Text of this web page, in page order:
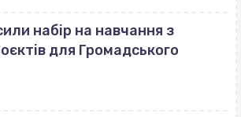
набір на навчання з
для Громадського